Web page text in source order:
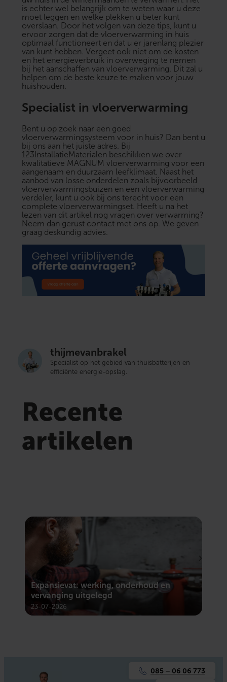
is echter wel belangrijk om te weten waar u deze
moet leggen en welke plekken u beter kunt
overslaan. Door het volgen van deze tips, kunt u
ervoor zorgen dat de vloerverwarming in huis
optimaal functioneert en dat u er jarenlang plezier
van kunt hebben. Vergeet ook niet om de kosten
en het energieverbruik in overweging te nemen
bij het aanschaffen van vloerverwarming. Dit zal u
helpen om de beste keuze te maken voor jouw
huishouden.
Specialist in vloerverwarming
Bent u op zoek naar een goed
vloerverwarmingsysteem voor in huis? Dan bent u
bij ons aan het juiste adres. Bij
123InstallatieMaterialen beschikken we over
kwalitatieve MAGNUM vloerverwarming voor een
aangenaam en duurzaam leefklimaat. Naast het
aanbod van losse onderdelen zoals bijvoorbeeld
vloerverwarmingsbuizen en een vloerverwarming
verdeler , kunt u ook bij ons terecht voor een
complete vloerverwarmingset. Heeft u na het
lezen van dit artikel nog vragen over verwarming?
Neem dan gerust contact met ons op. We geven
graag deskundig advies.
thijmevanbrakel
Specialist op het gebied van thuisbatterijen en
efficiënte energie-opslag.
Recente
artikelen
Expansievat: werking, onderhoud en
vervanging uitgelegd
23-07-2026
085 – 06 06 773